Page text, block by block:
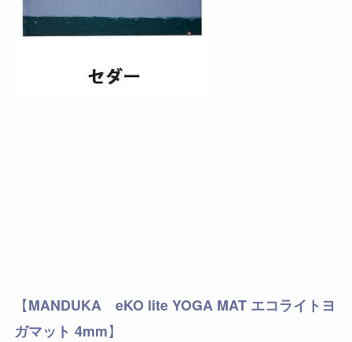
【MANDUKA eKO lite YOGA MAT エコライトヨ
ガマット 4mm】